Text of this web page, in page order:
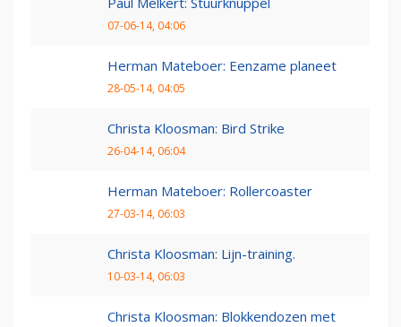
07-06-14, 04:06
Herman Mateboer: Eenzame planeet
28-05-14, 04:05
Christa Kloosman: Bird Strike
26-04-14, 06:04
Herman Mateboer: Rollercoaster
27-03-14, 06:03
Christa Kloosman: Lijn-training.
10-03-14, 06:03
Christa Kloosman: Blokkendozen met